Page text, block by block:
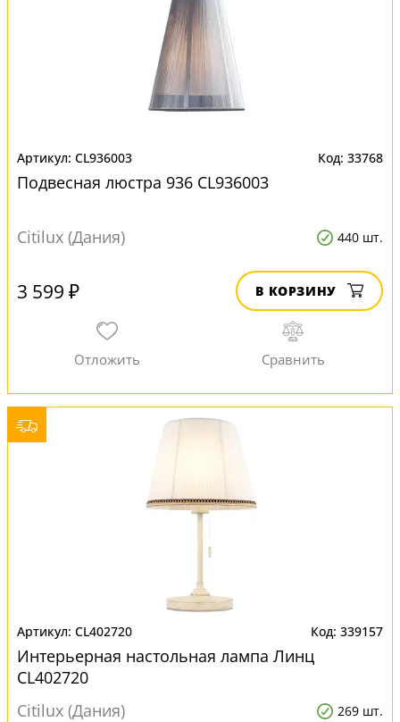
CL936003 33768
Подвесная люстра 936 CL936003
Citilux (Дания) 440 шт.
3 599 ₽ В КОРЗИНУ
CL402720 339157
Интерьерная настольная лампа Линц
CL402720
Citilux (Дания)
269 шт.